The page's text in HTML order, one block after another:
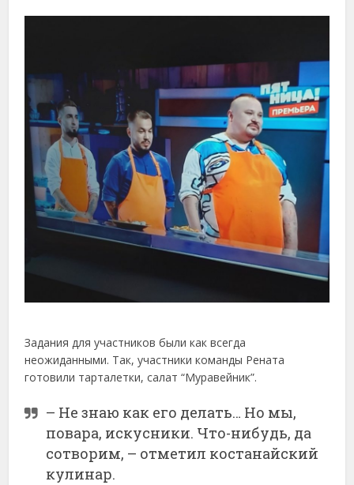
Задания для участников были как всегда
неожиданными. Так, участники команды Рената
готовили тарталетки, салат “Муравейник”.
– Не знаю как его делать… Но мы,
повара, искусники. Что-нибудь, да
сотворим, – отметил костанайский
кулинар.